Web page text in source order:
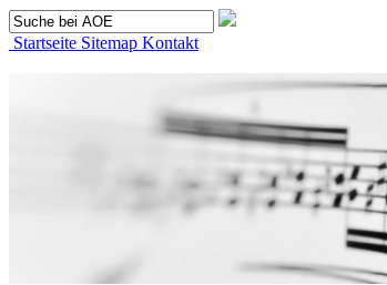
Startseite Sitemap Kontakt